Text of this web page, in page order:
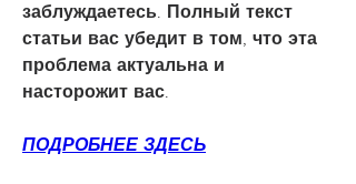
заблуждаетесь. Полный текст
статьи вас убедит в том, что эта
проблема актуальна и
насторожит вас.
ПОДРОБНЕЕ ЗДЕСЬ